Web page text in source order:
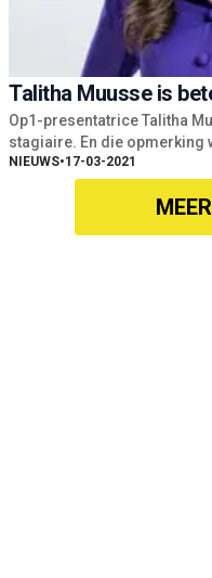
Talitha Muusse is
Op1-presentatrice Talitha
stagiaire. En die opmerking
NIEUWS•17-03-2021